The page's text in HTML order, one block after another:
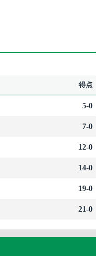
得点
5-0
7-0
12-0
14-0
19-0
21-0